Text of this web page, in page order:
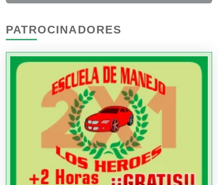
Agencias de Autos
Agencias de Cobranza
Agencias de Colocación
Agencias de Modelos
Agencias de Publicidad
PATROCINADORES